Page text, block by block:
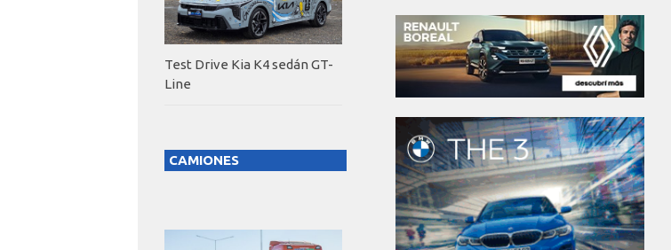
Test Drive Kia K4 sedán GT-
Line
CAMIONES